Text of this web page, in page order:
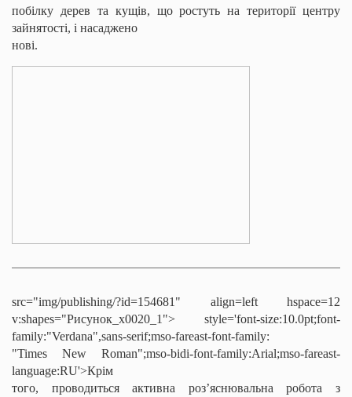
побілку дерев та кущів, що ростуть на території центру
зайнятості, і насаджено
нові.
src="img/publishing/?id=154681" align=left hspace=12
v:shapes="Рисунок_x0020_1"> style='font-size:10.0pt;font-
family:"Verdana",sans-serif;mso-fareast-font-family:
"Times New Roman";mso-bidi-font-family:Arial;mso-fareast-
language:RU'>Крім
того, проводиться активна роз’яснювальна робота з